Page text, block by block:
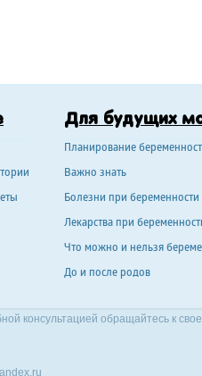
Для будущих
Планирование
Важно знать
Болезни при беременности
Лекарства при
Что можно и нельзя
До и после родов
консультацией обращайтесь к